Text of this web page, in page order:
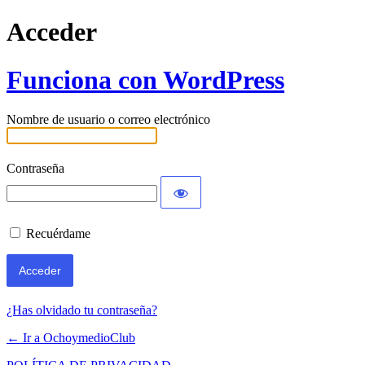
Acceder
Funciona con WordPress
Nombre de usuario o correo electrónico
Contraseña
Recuérdame
¿Has olvidado tu contraseña?
← Ir a OchoymedioClub